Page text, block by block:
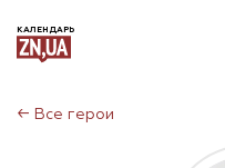
КАЛЕНДАРЬ
← Все герои